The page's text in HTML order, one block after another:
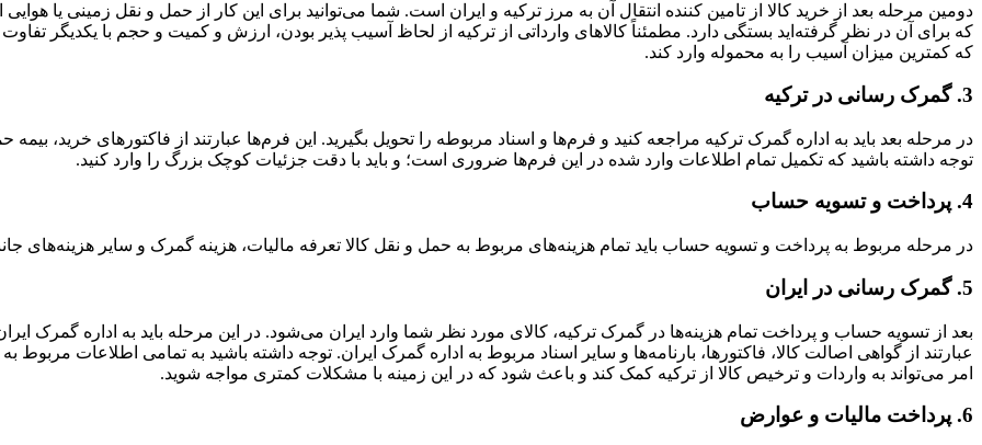
دومین مرحله بعد از خرید کالا از تامین کننده انتقال آن به مرز ترکیه و ایران است. شما می‌توانید برای این کار از حمل و نقل زمینی یا
که برای آن در نظر گرفته‌اید بستگی دارد. مطمئناً کالاهای وارداتی از ترکیه از لحاظ آسیب پذیر بودن، ارزش و کمیت و حجم با یکدیگر تفاوت
که کمترین میزان آسیب را به محموله وارد کند.
3. گمرک رسانی در ترکیه
در مرحله بعد باید به اداره گمرک ترکیه مراجعه کنید و فرم‌ها و اسناد مربوطه را تحویل بگیرید. این فرم‌ها عبارتند از فاکتورهای خرید،
توجه داشته باشید که تکمیل تمام اطلاعات وارد شده در این فرم‌ها ضروری است؛ و باید با دقت جزئیات کوچک بزرگ را وارد کنید.
4. پرداخت و تسویه حساب
در مرحله مربوط به پرداخت و تسویه حساب باید تمام هزینه‌های مربوط به حمل و نقل کالا تعرفه مالیات، هزینه‌ گمرک و سایر هزینه‌های
5. گمرک رسانی در ایران
بعد از تسویه حساب و پرداخت تمام هزینه‌ها در گمرک ترکیه، کالای مورد نظر شما وارد ایران می‌شود. در این مرحله باید به اداره گمرک
عبارتند از گواهی اصالت کالا، فاکتورها، بارنامه‌ها و سایر اسناد مربوط به اداره گمرک ایران. توجه داشته باشید به تمامی اطلاعات
امر می‌تواند به واردات و ترخیص کالا از ترکیه کمک کند و باعث شود که در این زمینه با مشکلات کمتری مواجه شوید.
6. پرداخت مالیات و عوارض